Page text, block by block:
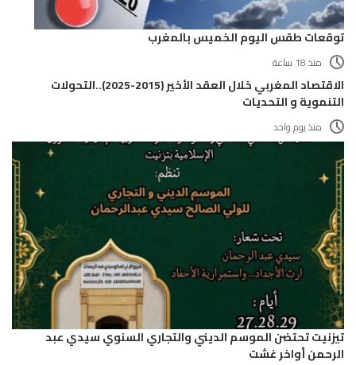
توقعات طقس اليوم الخميس بالمغرب
منذ 18 ساعة
الاقتصاد المغربي خلال العقد الأخير (2015-2025)..التحولات
التنموية و التحديات
منذ يوم واحد
تيزنيت تحتضن الموسم الديني والتجاري السنوي سيدي عبد
الرحمن أواخر غشت